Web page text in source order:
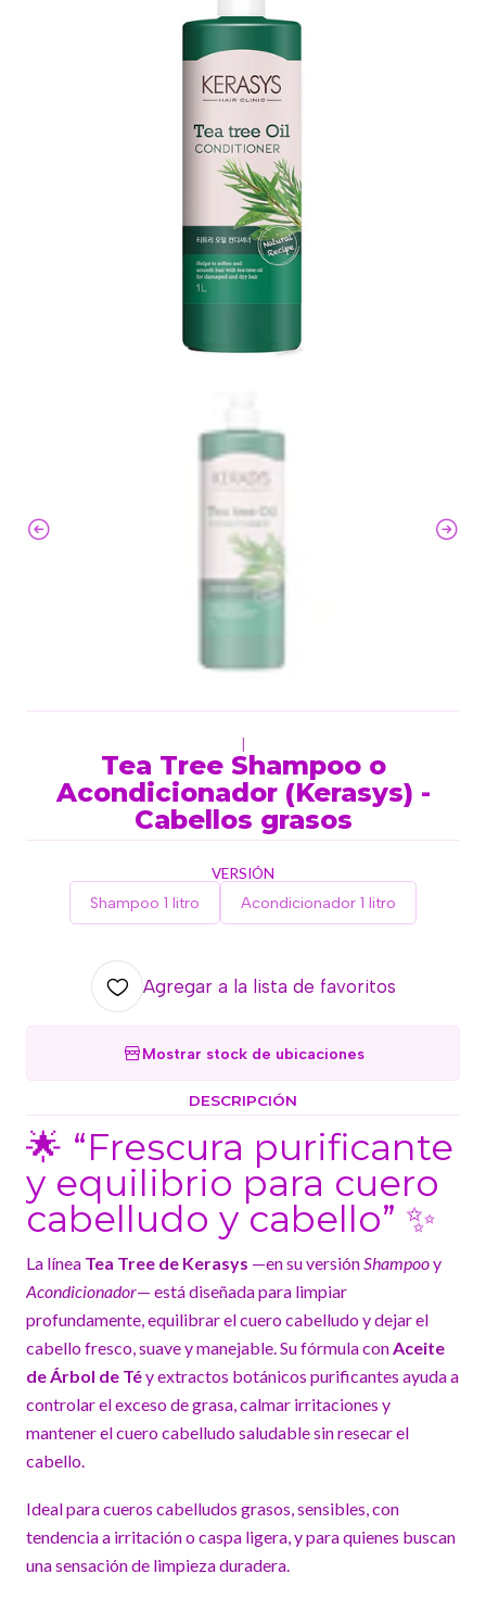
Tea Tree Shampoo o
Acondicionador (Kerasys) -
Cabellos grasos
VERSIÓN
Shampoo 1 litro Acondicionador 1 litro
Agregar a la lista de favoritos
Mostrar stock de ubicaciones
DESCRIPCIÓN
🌟 “Frescura purificante
y equilibrio para cuero
cabelludo y cabello” ✨
La línea Tea Tree de Kerasys —en su versiónShampooy
Acondicionador— está diseñada para limpiar
profundamente, equilibrar el cuero cabelludo y dejar el
cabello fresco, suave y manejable. Su fórmula conAceite
de Árbol de Téy extractos botánicos purificantes ayuda a
controlar el exceso de grasa, calmar irritaciones y
mantener el cuero cabelludo saludable sin resecar el
cabello.
Ideal para cueros cabelludos grasos, sensibles, con
tendencia a irritación o caspa ligera, y para quienes buscan
una sensación de limpieza duradera.